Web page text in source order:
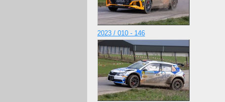
2023 / 010 - 146